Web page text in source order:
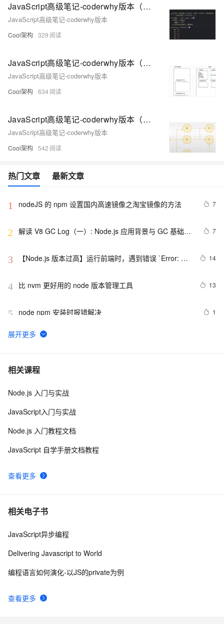
JavaScript高级笔记-coderwhy版本（三）
JavaScript高级笔记-coderwhy版本
Cool架构 329
JavaScript高级笔记-coderwhy版本（二）
JavaScript高级笔记-coderwhy版本
Cool架构 634
JavaScript高级笔记-coderwhy版本（一）
JavaScript高级笔记-coderwhy版本
Cool架构 542
热门文章 最新文章
1 nodeJS 的 npm 设置国内高速镜像之淘宝镜像的方法 7
2 解读 V8 GC Log（一）: Node.js 应用背景与 GC 基础知
7
3
【Node.js 版本过高】运行前端时，遇到错误 `Error:
routines::unsupported`
14
4 比 nvm 更好用的 node 版本管理工具 13
5 node npm 安装时报错解决 1
6 node反向代理，解决跨域（http-proxy-middleware）
7 Prometheus（二）之Node Exporter采集Linux主机数据
8 node.js: ws服务端和WebSocket客户端交互示例
10【node】express中mysql的基本用法、连接池的使用、
相关课程
查看更多
Node.js 入门与实战
JavaScript入门与实战
Node.js 入门教程文档
JavaScript 自学手册文档教程
相关电子书
查看更多
JavaScript异步编程
Delivering Javascript to World
编程语言如何演化-以JS的private为例